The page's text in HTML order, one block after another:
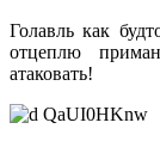
Голавль как
отцеплю
атаковать!